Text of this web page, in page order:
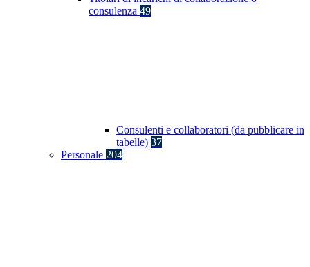
consulenza 49
Consulenti e collaboratori (da pubblicare in
tabelle) 37
Personale 204